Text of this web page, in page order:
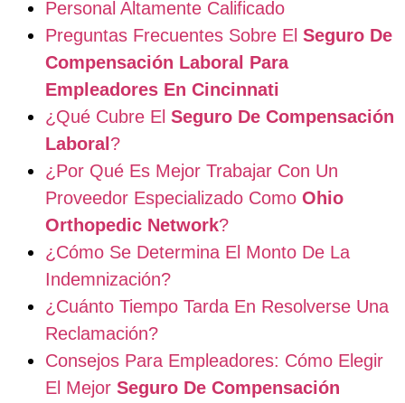
Personal Altamente Calificado
Preguntas Frecuentes Sobre El Seguro De
Compensación Laboral Para
Empleadores En Cincinnati
¿Qué Cubre El Seguro De Compensación
Laboral?
¿Por Qué Es Mejor Trabajar Con Un
Proveedor Especializado Como Ohio
Orthopedic Network?
¿Cómo Se Determina El Monto De La
Indemnización?
¿Cuánto Tiempo Tarda En Resolverse Una
Reclamación?
Consejos Para Empleadores: Cómo Elegir
El Mejor Seguro De Compensación